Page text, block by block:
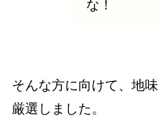
な！
そんな方に向けて、地
厳選しました。